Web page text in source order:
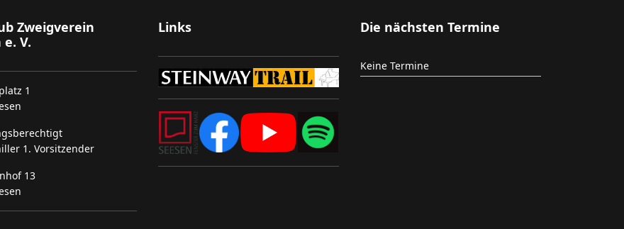
Zweigverein
e. V.
1
1. Vorsitzender
13
Links Die nächsten Termine
Keine Termine